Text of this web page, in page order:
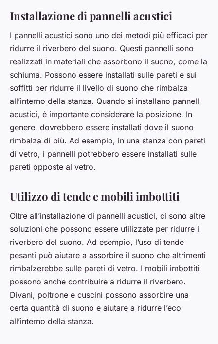
Installazione di pannelli acustici
I pannelli acustici sono uno dei metodi più efficaci per
ridurre il riverbero del suono. Questi pannelli sono
realizzati in materiali che assorbono il suono, come la
schiuma. Possono essere installati sulle pareti e sui
soffitti per ridurre il livello di suono che rimbalza
all’interno della stanza. Quando si installano pannelli
acustici, è importante considerare la posizione. In
genere, dovrebbero essere installati dove il suono
rimbalza di più. Ad esempio, in una stanza con pareti
di vetro, i pannelli potrebbero essere installati sulle
pareti opposte al vetro.
Utilizzo di tende e mobili imbottiti
Oltre all’installazione di pannelli acustici, ci sono altre
soluzioni che possono essere utilizzate per ridurre il
riverbero del suono. Ad esempio, l’uso di tende
pesanti può aiutare a assorbire il suono che altrimenti
rimbalzerebbe sulle pareti di vetro. I mobili imbottiti
possono anche contribuire a ridurre il riverbero.
Divani, poltrone e cuscini possono assorbire una
certa quantità di suono e aiutare a ridurre l’eco
all’interno della stanza.